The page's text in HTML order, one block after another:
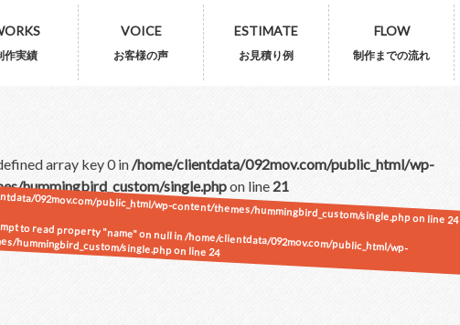
作実績
VOICE
お客様の声
ESTIMATE
お見積り例
FLOW
制作までの流れ
array key 0 in/home/clientdata/092mov.com/public_html/wp-
hummingbird_custom/single.phpon line 21
092mov.com/public_html/wp-content/themes/hummingbird_custom/single.php on line24
to read property "name" on null in/home/clientdata/092mov.com/public_html/wp-
hummingbird_custom/single.phpon line 24